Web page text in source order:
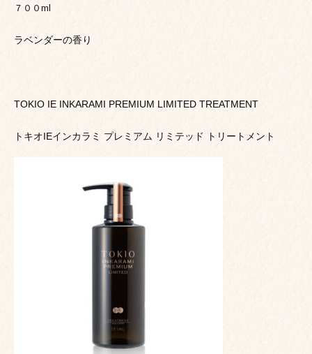
７００ml
ラベンダーの香り
TOKIO IE INKARAMI PREMIUM LIMITED TREATMENT
トキオIEインカラミ プレミアム リミテッド トリートメント